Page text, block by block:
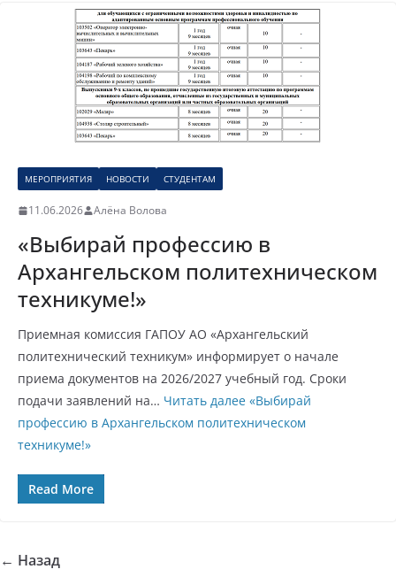
МЕРОПРИЯТИЯ НОВОСТИ СТУДЕНТАМ
11.06.2026 Алёна Волова
«Выбирай профессию в
Архангельском политехническом
техникуме!»
Приемная комиссия ГАПОУ АО «Архангельский
политехнический техникум» информирует о начале
приема документов на 2026/2027 учебный год. Сроки
подачи заявлений на… Читать далее «Выбирай
профессию в Архангельском политехническом
техникуме!»
Read More
← Назад